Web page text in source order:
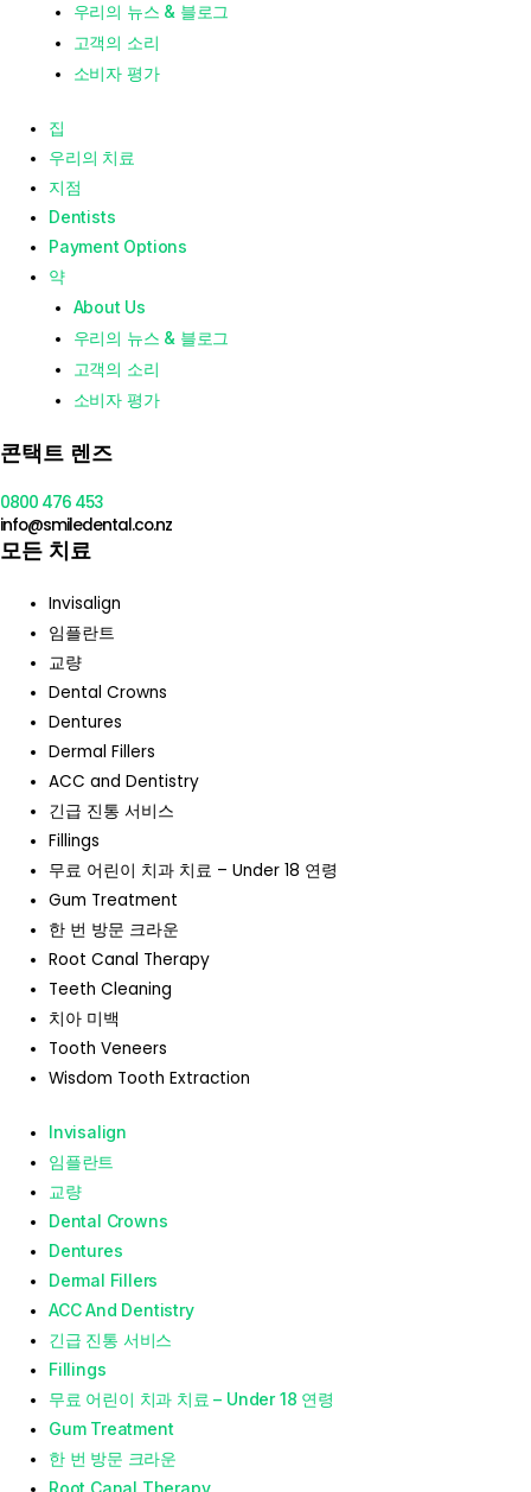
우리의 뉴스 & 블로그
고객의 소리
소비자 평가
집
우리의 치료
지점
Dentists
Payment Options
약
About Us
우리의 뉴스 & 블로그
고객의 소리
소비자 평가
콘택트 렌즈
0800 476 453
info@smiledental.co.nz
모든 치료
Invisalign
임플란트
교량
Dental Crowns
Dentures
Dermal Fillers
ACC and Dentistry
긴급 진통 서비스
Fillings
무료 어린이 치과 치료 – Under 18 연령
Gum Treatment
한 번 방문 크라운
Root Canal Therapy
Teeth Cleaning
치아 미백
Tooth Veneers
Wisdom Tooth Extraction
Invisalign
임플란트
교량
Dental Crowns
Dentures
Dermal Fillers
ACC And Dentistry
긴급 진통 서비스
Fillings
무료 어린이 치과 치료 – Under 18 연령
Gum Treatment
한 번 방문 크라운
Root Canal Therapy